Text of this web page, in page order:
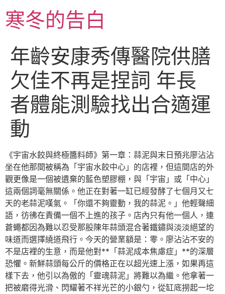
至
主寒冬的告白
年齡安康秀傳醫院供膳
欠佳不再是捏詞 年長
者體能測驗找出合適運
動
《宇宙水餃與終極醬料師》第一章：蒜泥與末日預兆廖沾沾
坐在他那間被稱為「宇宙水餃中心」的店裡，但這間店的外
觀更像是一個被遺棄的藍色塑膠棚，與「宇宙」或「中心」
這兩個詞毫無關係。他正在對著一缸已經發酵了七個月又七
天的老蒜泥嘆氣。「你還不夠靈動，我的蒜泥。」他輕聲細
語，彷彿在責備一個不上進的孩子。店內只有他一個人，連
蒼蠅都因為難以忍受那股陳年蒜頭混合著鐵鏽與淡淡絕望的
味道而選擇繞道飛行。今天的營業額是：零。廖沾沾不安的
不是店裡的生意，而是他對**「蒜泥成本焦慮症」**的深層
恐懼。新鮮蒜頭每公斤的價格正在以超光速上漲，如果再這
樣下去，他引以為傲的「靈魂蒜泥」將難以為繼。他拿著一
把被磨得光滑、閃耀著不祥光芒的小銀勺，從缸底撈起一坨